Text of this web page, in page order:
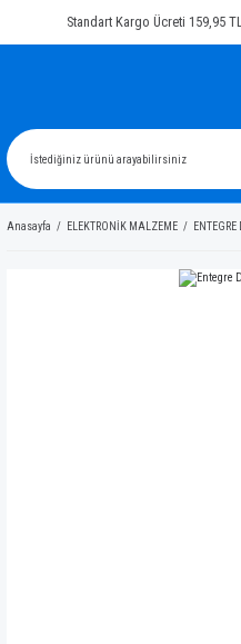
Standart Kargo Ücreti 159,95
Anasayfa ELEKTRONİK MALZEME ENTEGRE